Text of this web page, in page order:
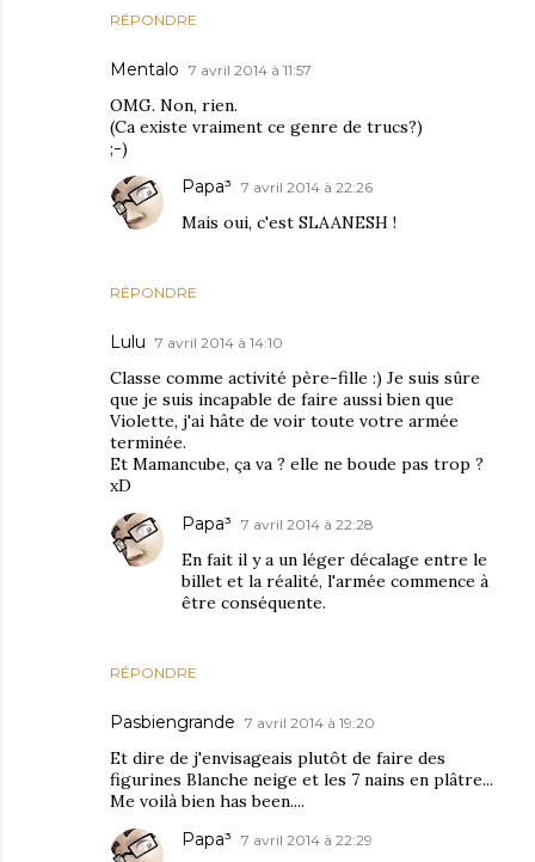
RÉPONDRE
Mentalo 7 avril 2014 à 11:57
OMG. Non, rien.
(Ca existe vraiment ce genre de trucs?)
;-)
RÉPONDRE
Papa³ 7 avril 2014 à 22:26
Mais oui, c'est SLAANESH !
Lulu 7 avril 2014 à 14:10
Classe comme activité père-fille :) Je suis sûre
que je suis incapable de faire aussi bien que
Violette, j'ai hâte de voir toute votre armée
terminée.
Et Mamancube, ça va ? elle ne boude pas trop ?
xD
RÉPONDRE
Papa³ 7 avril 2014 à 22:28
En fait il y a un léger décalage entre le
billet et la réalité, l'armée commence à
être conséquente.
Pasbiengrande 7 avril 2014 à 19:20
Et dire de j'envisageais plutôt de faire des
figurines Blanche neige et les 7 nains en plâtre...
Me voilà bien has been....
Papa³ 7 avril 2014 à 22:29